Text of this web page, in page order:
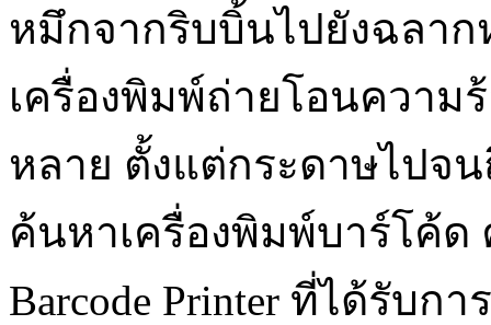
หมึกจากริบบิ้นไปยังฉลาก
เครื่องพิมพ์ถ่ายโอนควา
หลาย ตั้งแต่กระดาษไปจ
ค้นหาเครื่องพิมพ์บาร์โค้
Barcode Printer ที่ได้รับก